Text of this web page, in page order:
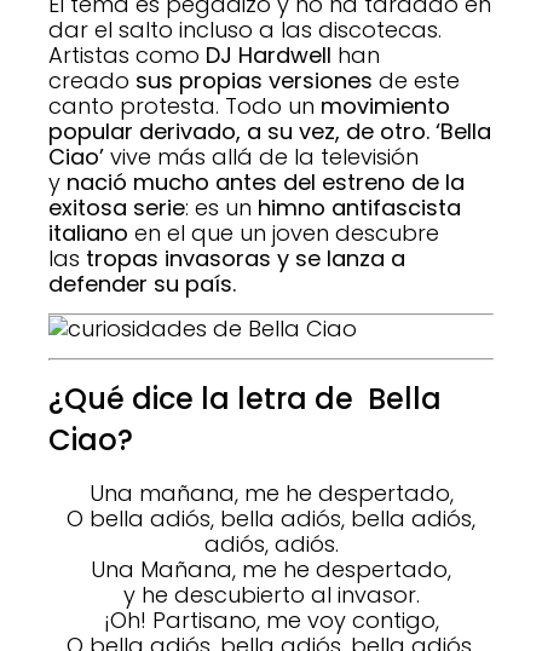
dar el salto incluso a las discotecas.
Artistas como DJ Hardwell han
creado sus propias versiones de este
canto protesta. Todo un movimiento
popular derivado, a su vez, de otro. ‘Bella
Ciao’ vive más allá de la televisión
y nació mucho antes del estreno de la
exitosa serie: es un himno antifascista
italiano en el que un joven descubre
las tropas invasoras y se lanza a
defender su país.
¿Qué dice la letra de Bella
Ciao?
Una mañana, me he despertado,
O bella adiós, bella adiós, bella adiós,
adiós, adiós.
Una Mañana, me he despertado,
y he descubierto al invasor.
¡Oh! Partisano, me voy contigo,